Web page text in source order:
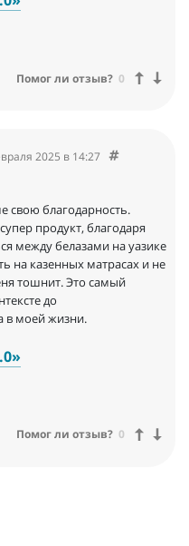
Помог ли отзыв? 0
2025 в 14:27
свою благодарность.
продукт, благодаря
между белазами на уазике
на казенных матрасах и не
тошнит. Это самый
до
в моей жизни.
Помог ли отзыв? 0